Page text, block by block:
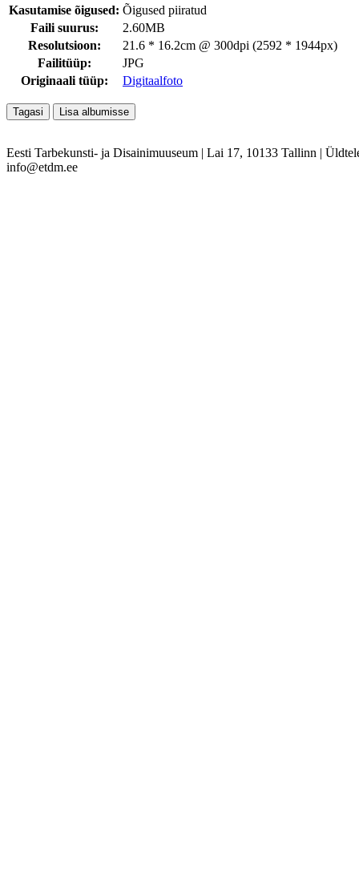
Kasutamise õigused: Õigused piiratud
Faili suurus:
2.60MB
Resolutsioon:
21.6 * 16.2cm @ 300dpi (2592 * 1944px)
Failitüüp:
JPG
Originaali tüüp:
Digitaalfoto
Eesti Tarbekunsti- ja Disainimuuseum | Lai 17, 10133 Tallinn |
info@etdm.ee